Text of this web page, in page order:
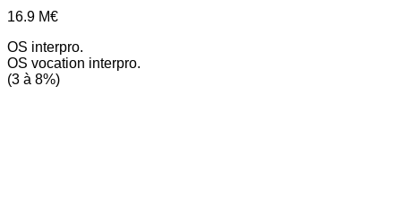
16.9 M€
OS interpro.
OS vocation interpro.
(3 à 8%)